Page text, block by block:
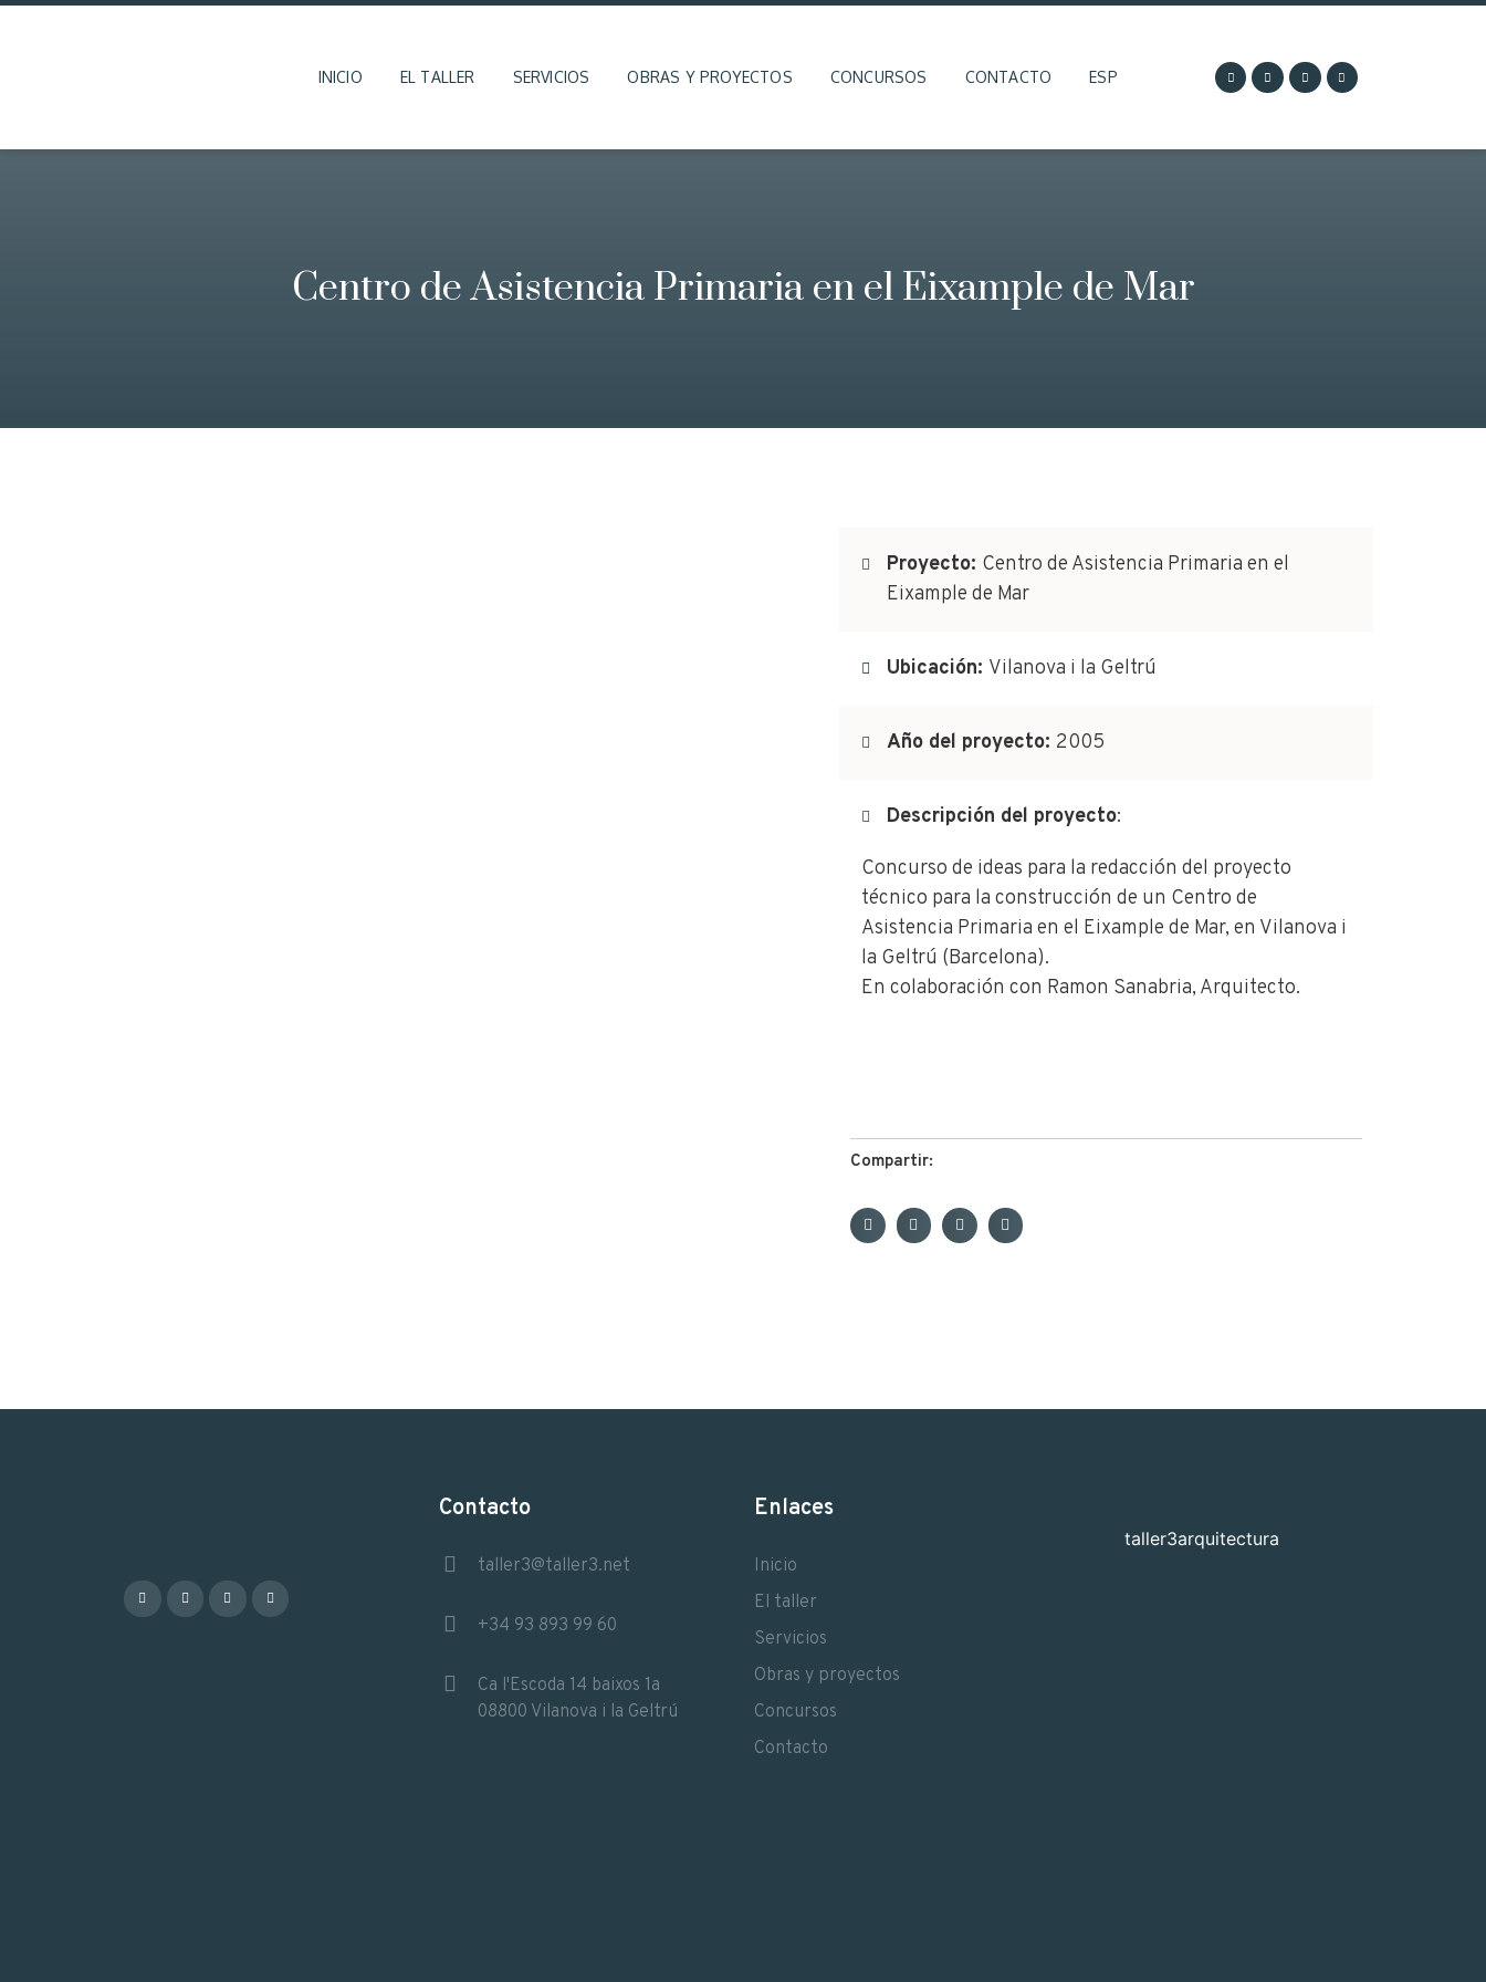
INICIO EL TALLER SERVICIOS OBRAS Y PROYECTOS CONCURSOS CONTACTO ESP
Centro de Asistencia Primaria en el Eixample de Mar
Proyecto: Centro de Asistencia Primaria en el
Eixample de Mar
Ubicación: Vilanova i la Geltrú
Año del proyecto: 2005
Descripción del proyecto:
Concurso de ideas para la redacción del proyecto
técnico para la construcción de un Centro de
Asistencia Primaria en el Eixample de Mar, en Vilanova i
la Geltrú (Barcelona).
En colaboración con Ramon Sanabria, Arquitecto.
Compartir:
Contacto
taller3@taller3.net
+34 93 893 99 60
Ca l'Escoda 14 baixos 1a
08800 Vilanova i la Geltrú
Enlaces
Inicio
El taller
Servicios
Obras y proyectos
Concursos
Contacto
taller3arquitectura